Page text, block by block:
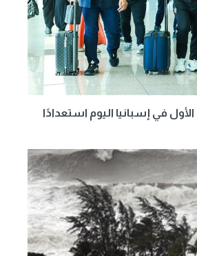
في إسبانيا اليوم استعدادًا